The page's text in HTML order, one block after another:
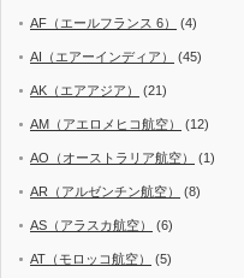
AF（エールフランス 6） (4)
AI（エアーインディア） (45)
AK（エアアジア） (21)
AM（アエロメヒコ航空） (12)
AO（オーストラリア航空） (1)
AR（アルゼンチン航空） (8)
AS（アラスカ航空） (6)
AT（モロッコ航空） (5)